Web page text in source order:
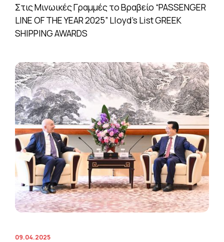
Στις Μινωικές Γραμμές το Βραβείο “PASSENGER
LINE OF THE YEAR 2025” Lloyd’s List GREEK
SHIPPING AWARDS
09.04.2025